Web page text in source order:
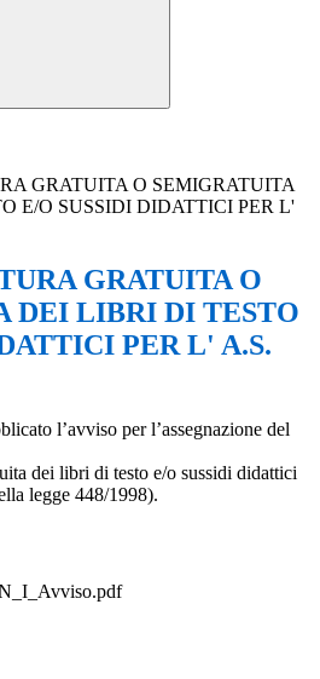
GRATUITA O SEMIGRATUITA
E/O SUSSIDI DIDATTICI PER L'
GRATUITA O
DEI LIBRI DI TESTO
PER L' A.S.
l’avviso per l’assegnazione del
dei libri di testo e/o sussidi didattici
legge 448/1998).